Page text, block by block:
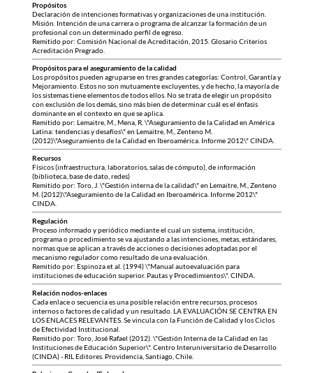
Propósitos
Declaración de intenciones formativas y organizaciones de una institución.
Misión. Intención de una carrera o programa de alcanzar la formación de un
profesional con un determinado perfil de egreso.
Remitido por: Comisión Nacional de Acreditación, 2015. Glosario Criterios
Acreditación Pregrado.
Propósitos para el aseguramiento de la calidad
Los propósitos pueden agruparse en tres grandes categorías: Control, Garantía y
Mejoramiento. Estos no son mutuamente excluyentes, y de hecho, la mayoría de
los sistemas tiene elementos de todos ellos. No se trata de elegir un propósito
con exclusión de los demás, sino más bien de determinar cuál es el énfasis
dominante en el contexto en que se aplica.
Remitido por: Lemaitre, M., Mena, R. \"Aseguramiento de la Calidad en América
Latina: tendencias y desafíos\" en Lemaitre, M., Zenteno M.
(2012)\"Aseguramiento de la Calidad en Iberoamérica. Informe 2012\" CINDA.
Recursos
Físicos (infraestructura, laboratorios, salas de cómputo), de información
(biblioteca, base de dato, redes)
Remitido por: Toro, J. \"Gestión interna de la calidad\" en Lemaitre, M., Zenteno
M. (2012)\"Aseguramiento de la Calidad en Iberoamérica. Informe 2012\"
CINDA.
Regulación
Proceso informado y periódico mediante el cual un sistema, institución,
programa o procedimiento se va ajustando a las intenciones, metas, estándares,
normas que se aplican a través de acciones o decisiones adoptadas por el
mecanismo regulador como resultado de una evaluación.
Remitido por: Espinoza et al. (1994) \"Manual autoevaluación para
instituciones de educación superior. Pautas y Procedimientos\". CINDA.
Relación nodos-enlaces
Cada enlace o secuencia es una posible relación entre recursos, procesos
internos o factores de calidad y un resultado. LA EVALUACIÓN SE CENTRA EN
LOS ENLACES RELEVANTES. Se vincula con la Función de Calidad y los Ciclos
de Efectividad Institucional.
Remitido por: Toro, José Rafael (2012). \"Gestión Interna de la Calidad en las
Instituciones de Educación Superior\". Centro Interuniversitario de Desarrollo
(CINDA) - RIL Editores. Providencia, Santiago, Chile.